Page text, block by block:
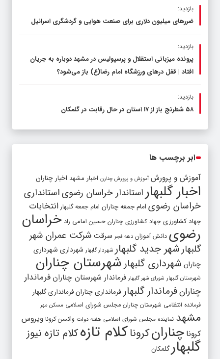
بازدید:
ضررهای میلیون دلاری برای صنعت هوایی و گردشگری اسرائیل
بازدید:
پرونده میزبانی استقلال و پرسپولیس در مشهد دوباره به جریان
افتاد | قفل در‌های ورزشگاه امام رضا(ع) باز می‌شود؟
بازدید:
۵۸ شطرنج‌ باز از ۱۷ استان در حال رقابت در گلمکان
ابر برچسب ها
آموزش و پرورش آموزش و پرورش چنارن اخبار مشهد اخبار چناران
اخبار گلبهار استاندار خراسان رضویاستانداری
خراسان رضوی امام جمعه چناران امام جمعه گلبهار انتخابات
جهاد کشاورزی جهاد کشاورزی چناران حسین امامی راد خراسان
رضوی دانش آموزان دهه فجر سرقت شرکت عمران شهر
گلبهارشهر جدید گلبهار شهردار گلبهار شهرداری شهرداری
چناران شهرداری گلبهار شهرستان چناران
شهرستان گلبهار شورای شهر گلبهار فرماندار شهرستان چناران فرماندار
چنارانفرماندار گلبهار فرمانداری چنارانفرمانداری گلبهار
فرمانده انتظامی شهرستان چناران مجلس شورای اسلامی مسکن مهر
مشهد نماینده مجلس شورای اسلامی هفته دولت واکسن کرونا ویروس
کرونا چنارانکروناکلام تازهکلام تازه نیوز
گلبهارگلمکان